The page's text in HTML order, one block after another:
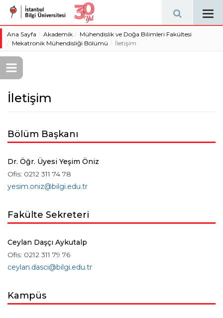
Ana Sayfa Akademik
Mühendislik ve Doğa Bilimleri Fakültesi
Mekatronik Mühendisliği Bölümü
İletişim
İletişim
Bölüm Başkanı
Dr. Öğr. Üyesi Yeşim Öniz
Ofis: 0212 311 74 78
yesim.oniz@bilgi.edu.tr
Fakülte Sekreteri
Ceylan Daşçı Aykutalp
Ofis: 0212 311 79 76
ceylan.dasci@bilgi.edu.tr
Kampüs